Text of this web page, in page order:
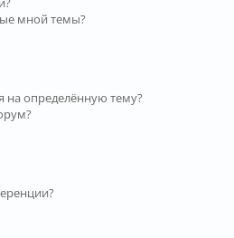
мной темы?
на определённую тему?